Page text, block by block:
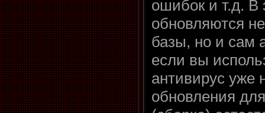
ошибок и т.д. В
обновляются
базы, но и сам
если вы
антивирус уже
обновления